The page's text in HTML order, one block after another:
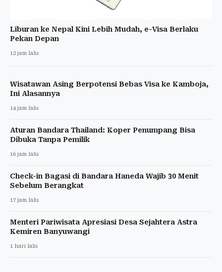
Liburan ke Nepal Kini Lebih Mudah, e-Visa Berlaku
Pekan Depan
12 jam lalu
Wisatawan Asing Berpotensi Bebas Visa ke Kamboja,
Ini Alasannya
14 jam lalu
Aturan Bandara Thailand: Koper Penumpang Bisa
Dibuka Tanpa Pemilik
16 jam lalu
Check-in Bagasi di Bandara Haneda Wajib 30 Menit
Sebelum Berangkat
17 jam lalu
Menteri Pariwisata Apresiasi Desa Sejahtera Astra
Kemiren Banyuwangi
1 hari lalu